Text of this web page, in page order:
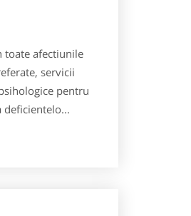
toate afectiunile
servicii
pentru
deficientelo...